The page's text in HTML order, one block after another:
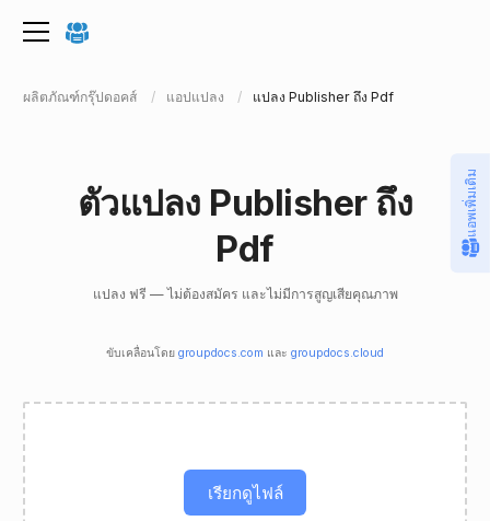
ผลิตภัณฑ์กรุ๊ปดอคส์ แอปแปลง แปลง Publisher ถึง Pdf
ตัวแปลง Publisher ถึง
Pdf
แปลง ฟรี — ไม่ต้องสมัคร และไม่มีการสูญเสียคุณภาพ
ขับเคลื่อนโดย groupdocs.com และ groupdocs.cloud
เรียกดูไฟล์
แอพเพิ่มเติม